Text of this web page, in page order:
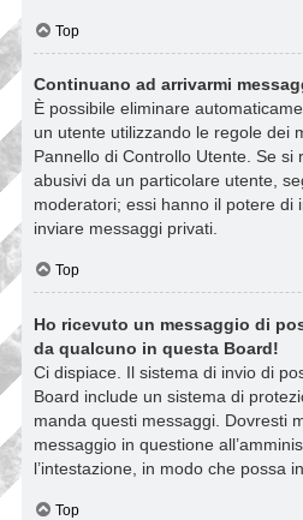
Top
Continuano ad arrivarmi
È possibile eliminare
un utente utilizzando le regole dei
Pannello di Controllo Utente. Se si
abusivi da un particolare utente,
moderatori; essi hanno il potere di
inviare messaggi privati​​.
Top
Ho ricevuto un messaggio di
da qualcuno in questa Board!
Ci dispiace. Il sistema di invio di
Board include un sistema di
manda questi messaggi. Dovresti
messaggio in questione
l’intestazione, in modo che possa
Top